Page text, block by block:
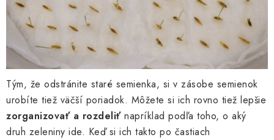
Tým, že odstránite staré semienka, si v zásobe semienok
urobíte tiež väčší poriadok. Môžete si ich rovno tiež lepšie
zorganizovať a rozdeliťnapríklad podľa toho, o aký
druh zeleniny ide. Keď si ich takto po častiach